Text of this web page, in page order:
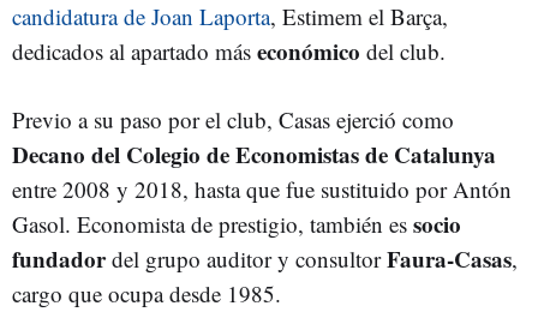
candidatura de Joan Laporta, Estimem el Barça,
dedicados al apartado más económico del club.
Previo a su paso por el club, Casas ejerció como
Decano del Colegio de Economistas de Catalunya
entre 2008 y 2018, hasta que fue sustituido por Antón
Gasol. Economista de prestigio, también es socio
fundadordel grupo auditor y consultorFaura-Casas,
cargo que ocupa desde 1985.